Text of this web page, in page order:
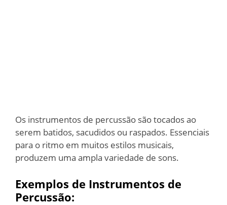
Os instrumentos de percussão são tocados ao
serem batidos, sacudidos ou raspados. Essenciais
para o ritmo em muitos estilos musicais,
produzem uma ampla variedade de sons.
Exemplos de Instrumentos de
Percussão: